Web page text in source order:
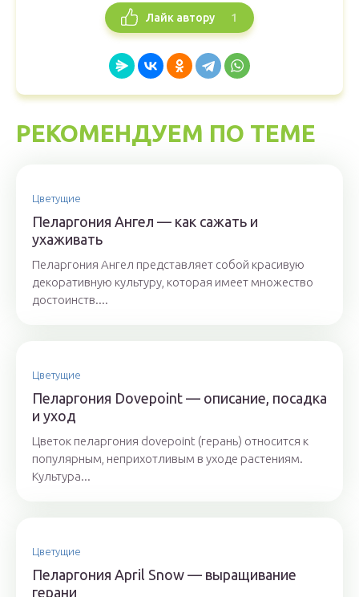
Лайк автору 1
РЕКОМЕНДУЕМ ПО ТЕМЕ
Цветущие
Пеларгония Ангел — как сажать и
ухаживать
Пеларгония Ангел представляет собой красивую
декоративную культуру, которая имеет множество
достоинств....
Цветущие
Пеларгония Dovepoint — описание, посадка
и уход
Цветок пеларгония dovepoint (герань) относится к
популярным, неприхотливым в уходе растениям.
Культура...
Цветущие
Пеларгония April Snow — выращивание
герани